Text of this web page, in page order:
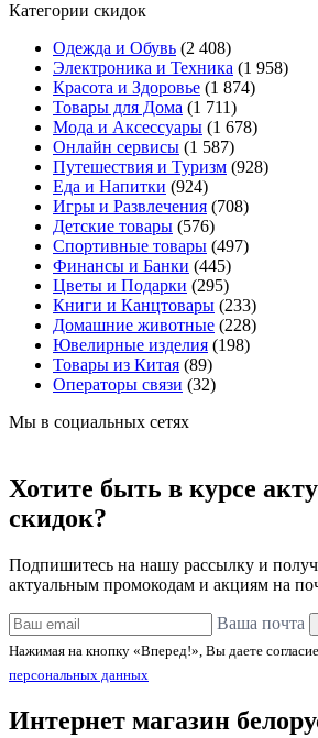
Категории скидок
Одежда и Обувь (2 408)
Электроника и Техника (1 958)
Красота и Здоровье (1 874)
Товары для Дома (1 711)
Мода и Аксессуары (1 678)
Онлайн сервисы (1 587)
Путешествия и Туризм (928)
Еда и Напитки (924)
Игры и Развлечения (708)
Детские товары (576)
Спортивные товары (497)
Финансы и Банки (445)
Цветы и Подарки (295)
Книги и Канцтовары (233)
Домашние животные (228)
Ювелирные изделия (198)
Товары из Китая (89)
Операторы связи (32)
Мы в социальных сетях
Хотите быть в курсе
скидок?
Подпишитесь на нашу рассылку и
актуальным промокодам и акциям на
Ваша почта
Нажимая на кнопку «Вперед!», Вы даете
персональных данных
Интернет магазин